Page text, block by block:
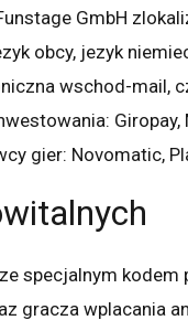
GmbH
obcy, jezyk
wschod-mail,
Giropay,
gier: Novomatic,
specjalnym
gracza wplacania